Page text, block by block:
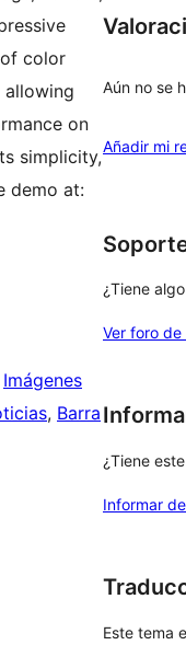
color
allowing
on
simplicity,
demo at:
Imágenes
, Barra
Aún no se
Añadir mi
¿Tiene
Ver foro
¿Tiene
Informar
Este tema